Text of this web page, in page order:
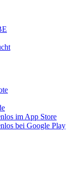
im App Store
bei Google Play